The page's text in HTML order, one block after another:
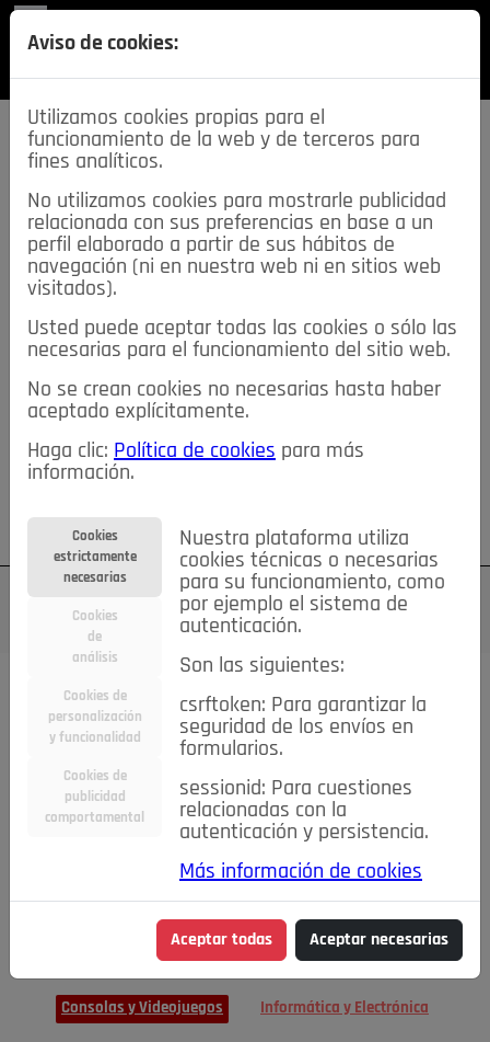
SECCIONES
descarga esta
REVISTA
≡NOTICIAS
NOTICIAS SERVICIOS DE INTERÉS
TABLÓN DE ANUNCIOS MIS ANUNCIOS CONTACTO
NOSOTROS
Su cuenta Regístrese ¿Olvidó su contraseña?
TODAS Deporte Bicicletas Deportes y Ocio
Electrodomésticos
Niños y Bebés Inmobiliaria Construcción y Reformas
Moda Accesorios Ropa Motor
Motor y Accesorios Motos Ocio
Cine, Libros y Música Coleccionismo Otros Otros
Empleo Servicios Tecnología
Consolas y Videojuegos Informática y Electrónica
Aviso de cookies:
Utilizamos cookies propias para el
funcionamiento de la web y de terceros para
fines analíticos.
No utilizamos cookies para mostrarle publicidad
relacionada con sus preferencias en base a un
perfil elaborado a partir de sus hábitos de
navegación (ni en nuestra web ni en sitios web
visitados).
Usted puede aceptar todas las cookies o sólo las
necesarias para el funcionamiento del sitio web.
No se crean cookies no necesarias hasta haber
aceptado explícitamente.
Haga clic: Política de cookies para más
información.
Cookies
estrictamente
necesarias
Cookies
de
análisis
Cookies de
personalización
y funcionalidad
Cookies de
publicidad
comportamental
Nuestra plataforma utiliza
cookies técnicas o necesarias
para su funcionamiento, como
por ejemplo el sistema de
autenticación.
Son las siguientes:
csrftoken: Para garantizar la
seguridad de los envíos en
formularios.
sessionid: Para cuestiones
relacionadas con la
autenticación y persistencia.
Más información de cookies
Aceptar todas Aceptar necesarias